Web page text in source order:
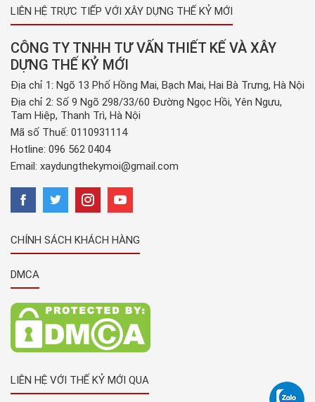
LIÊN HỆ TRỰC TIẾP VỚI XÂY DỰNG THẾ KỶ MỚI
CÔNG TY TNHH TƯ VẤN THIẾT KẾ VÀ XÂY
DỰNG THẾ KỶ MỚI
Địa chỉ 1: Ngõ 13 Phố Hồng Mai, Bạch Mai, Hai Bà Trưng, Hà Nội
Địa chỉ 2: Số 9 Ngõ 298/33/60 Đường Ngọc Hồi, Yên Ngưu,
Tam Hiệp, Thanh Trì, Hà Nội
Mã số Thuế: 0110931114
Hotline: 096 562 0404
Email: xaydungthekymoi@gmail.com
CHÍNH SÁCH KHÁCH HÀNG
DMCA
LIÊN HỆ VỚI THẾ KỶ MỚI QUA